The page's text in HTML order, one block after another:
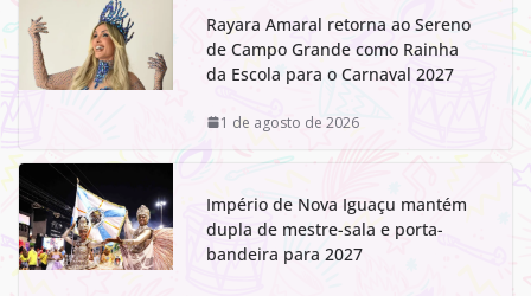
Rayara Amaral retorna ao Sereno
de Campo Grande como Rainha
da Escola para o Carnaval 2027
1 de agosto de 2026
Império de Nova Iguaçu mantém
dupla de mestre-sala e porta-
bandeira para 2027